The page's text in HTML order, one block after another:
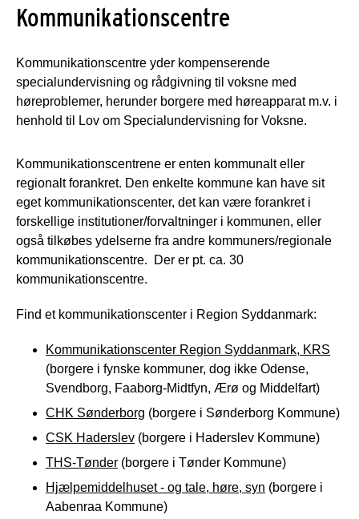
Kommunikationscentre
Kommunikationscentre yder kompenserende
specialundervisning og rådgivning til voksne med
høreproblemer, herunder borgere med høreapparat m.v. i
henhold til Lov om Specialundervisning for Voksne.
Kommunikationscentrene er enten kommunalt eller
regionalt forankret. Den enkelte kommune kan have sit
eget kommunikationscenter, det kan være forankret i
forskellige institutioner/forvaltninger i kommunen, eller
også tilkøbes ydelserne fra andre kommuners/regionale
kommunikationscentre. Der er pt. ca. 30
kommunikationscentre.
Find et kommunikationscenter i Region Syddanmark:
Kommunikationscenter Region Syddanmark, KRS
(borgere i fynske kommuner, dog ikke Odense,
Svendborg, Faaborg-Midtfyn, Ærø og Middelfart)
CHK Sønderborg (borgere i Sønderborg Kommune)
CSK Haderslev (borgere i Haderslev Kommune)
THS-Tønder (borgere i Tønder Kommune)
Hjælpemiddelhuset - og tale, høre, syn (borgere i
Aabenraa Kommune)